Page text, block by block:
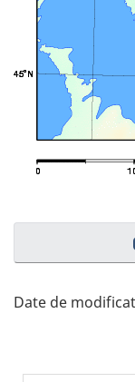
"Détails
page"
Date de